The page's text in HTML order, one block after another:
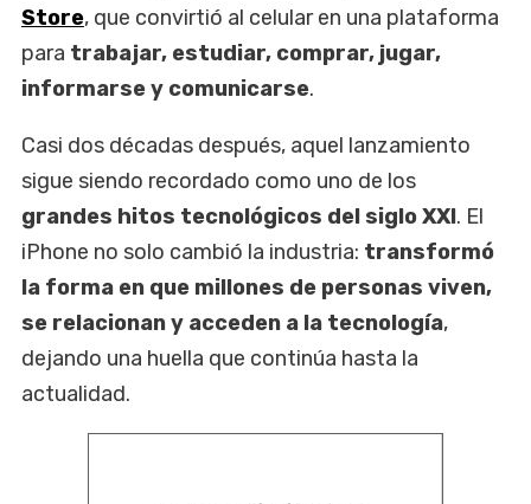
Store, que convirtió al celular en una plataforma
para trabajar, estudiar, comprar, jugar,
informarse y comunicarse.
Casi dos décadas después, aquel lanzamiento
sigue siendo recordado como uno de los
grandes hitos tecnológicos del siglo XXI. El
iPhone no solo cambió la industria: transformó
la forma en que millones de personas viven,
se relacionan y acceden a la tecnología,
dejando una huella que continúa hasta la
actualidad.